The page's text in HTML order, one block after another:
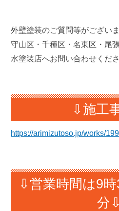
外壁塗装のご質問等がござい
守山区・千種区・名東区・尾
水塗装店へお問い合わせくださ
⇩施工
https://arimizutoso.jp/works/
⇩営業時間は9
分⇩